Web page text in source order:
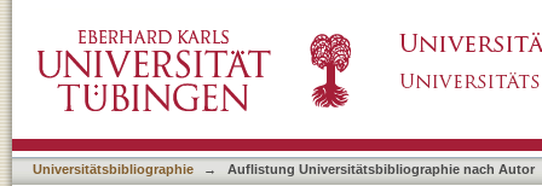
Universitätsbibliographie → Auflistung Universitätsbibliographie nach Autor